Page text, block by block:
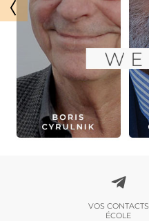
VOS CONTACTS
ÉCOLE